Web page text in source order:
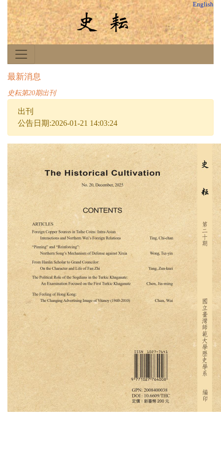
English
最新消息
史耘第20期出刊
出刊
公告日期:2026-01-21 14:03:24